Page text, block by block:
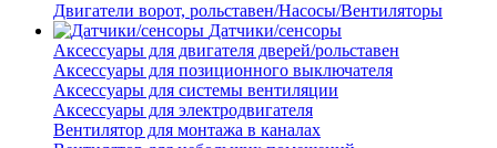
Двигатели ворот, рольставен/Насосы/Вентиляторы
Датчики/сенсоры
Аксессуары для двигателя дверей/рольставен
Аксессуары для позиционного выключателя
Аксессуары для системы вентиляции
Аксессуары для электродвигателя
Вентилятор для монтажа в каналах